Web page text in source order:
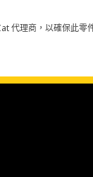
代理商，以確保此